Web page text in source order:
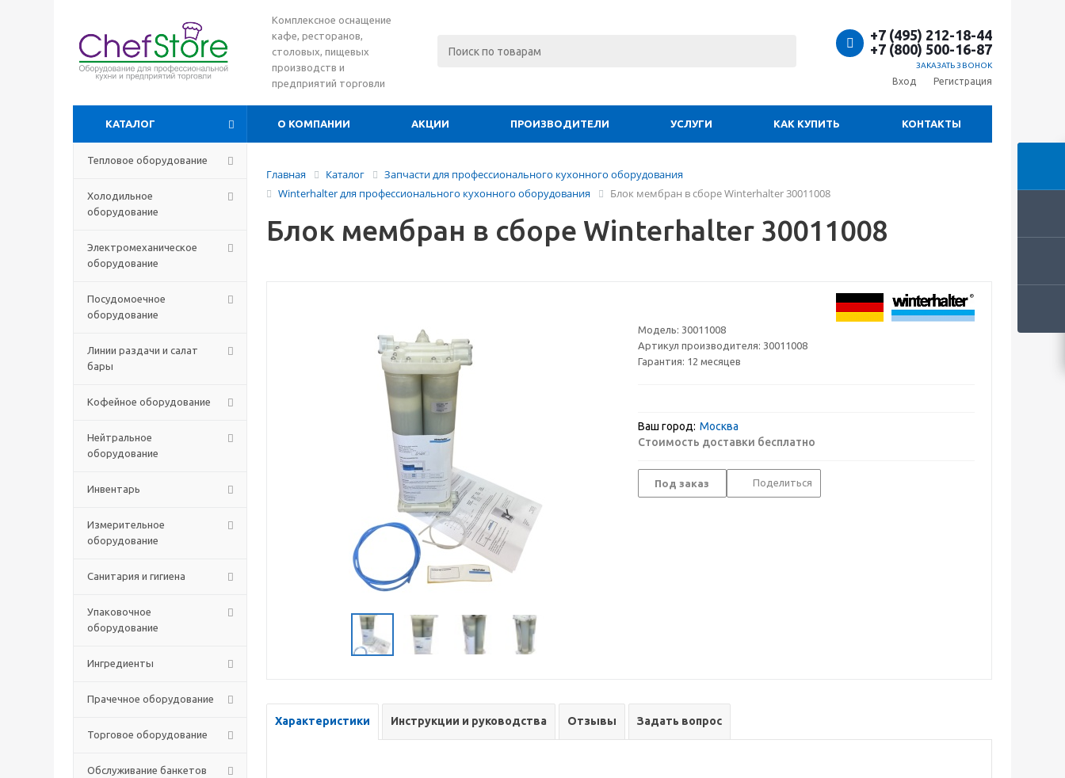
Комплексное оснащение
кафе, ресторанов,
столовых, пищевых
производств и
предприятий торговли
+7 (495) 212-18-44
+7 (800) 500-16-87
ЗАКАЗАТЬ ЗВОНОК
Вход Регистрация
КАТАЛОГ О КОМПАНИИ АКЦИИ ПРОИЗВОДИТЕЛИ УСЛУГИ КАК КУПИТЬ КОНТАКТЫ
Тепловое оборудование
Холодильное
оборудование
Электромеханическое
оборудование
Посудомоечное
оборудование
Линии раздачи и салат
бары
Кофейное оборудование
Нейтральное
оборудование
Инвентарь
Измерительное
оборудование
Санитария и гигиена
Упаковочное
оборудование
Ингредиенты
Прачечное оборудование
Торговое оборудование
Обслуживание банкетов
Главная Каталог
Запчасти для профессионального кухонного оборудования
Winterhalter для профессионального кухонного оборудования
Блок мембран в сборе Winterhalter 30011008
Блок мембран в сборе Winterhalter 30011008
Модель: 30011008
Артикул производителя: 30011008
Гарантия: 12 месяцев
Ваш город: Москва
Стоимость доставки бесплатно
Под заказ Поделиться
Характеристики Инструкции и руководства Отзывы Задать вопрос